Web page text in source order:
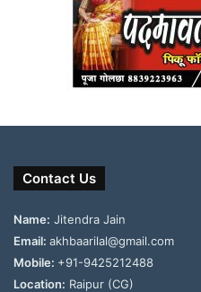
Contact Us
Name: Jitendra Jain
Email: akhbaarilal@gmail.com
Mobile: +91-9425212488
Location: Raipur (CG)